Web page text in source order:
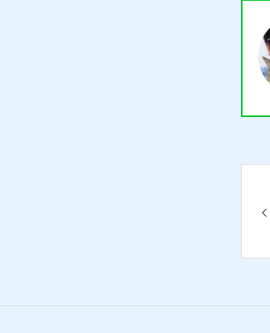
買取り